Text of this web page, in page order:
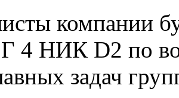
компании
4 НИК D2 по
задач